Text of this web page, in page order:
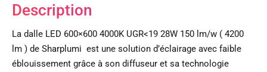
Description
La dalle LED 600×600 4000K UGR<19 28W 150 lm/w ( 4200
lm ) de Sharplumi est une solution d’éclairage avec faible
éblouissement grâce à son diffuseur et sa technologie